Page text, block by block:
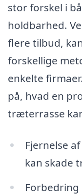
stor forskel i
holdbarhed.
flere tilbud,
forskellige
enkelte
på, hvad en
træterrasse
Fjernelse
kan skade